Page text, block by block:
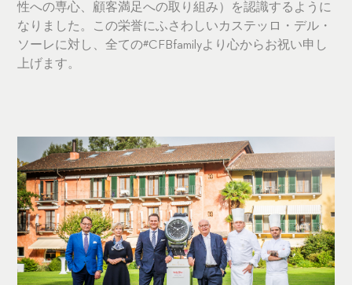
性への専心、顧客満足への取り組み）を認識するように
なりました。この栄誉にふさわしいカステッロ・デル・
ソーレに対し、全ての#CFBfamilyより心からお祝い申し
上げます。